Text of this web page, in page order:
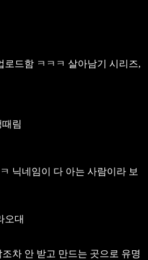
로드함 ㅋㅋㅋ 살아남기 시리즈,
림
닉네임이 다 아는 사람이라 보
오대
차 안 받고 만드는 곳으로 유명